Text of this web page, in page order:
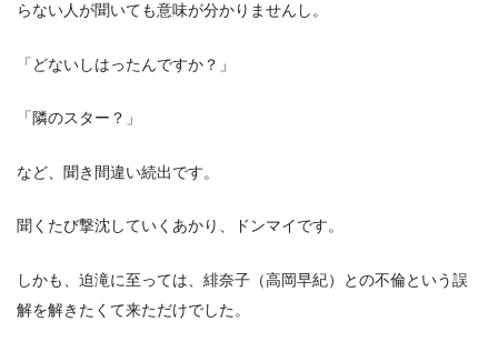
らない人が聞いても意味が分かりませんし。
「どないしはったんですか？」
「隣のスター？」
など、聞き間違い続出です。
聞くたび撃沈していくあかり、ドンマイです。
しかも、迫滝に至っては、緋奈子（高岡早紀）との不倫という誤
解を解きたくて来ただけでした。